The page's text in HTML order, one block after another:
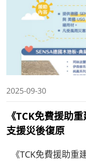
2025-09-30
《TCK免費援助
支援災後復原
《TCK免費援助重